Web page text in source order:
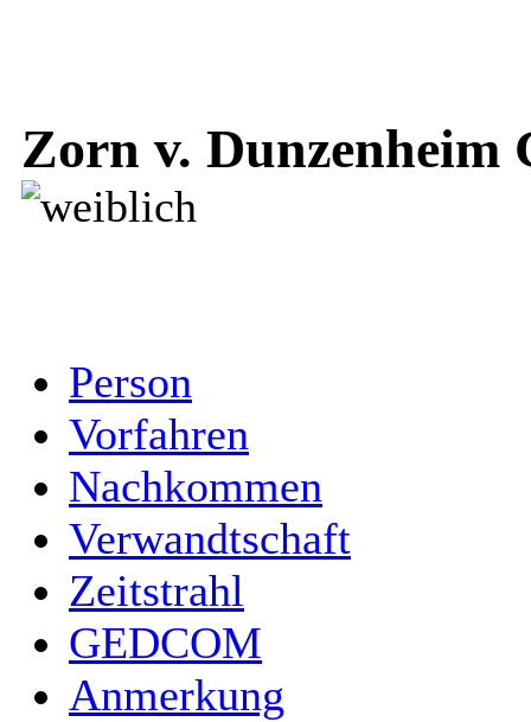
Zorn v. Dunzenheim
Person
Vorfahren
Nachkommen
Verwandtschaft
Zeitstrahl
GEDCOM
Anmerkung